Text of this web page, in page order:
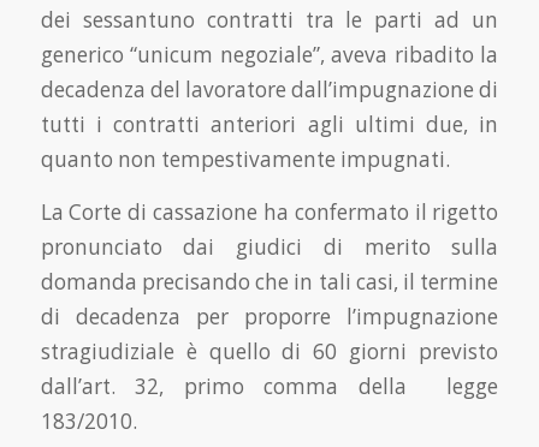
dei sessantuno contratti tra le parti ad un
generico “unicum negoziale”, aveva ribadito la
decadenza del lavoratore dall’impugnazione di
tutti i contratti anteriori agli ultimi due, in
quanto non tempestivamente impugnati.
La Corte di cassazione ha confermato il rigetto
pronunciato dai giudici di merito sulla
domanda precisando che in tali casi, il termine
di decadenza per proporre l’impugnazione
stragiudiziale è quello di 60 giorni previsto
dall’art. 32, primo comma della legge
183/2010.